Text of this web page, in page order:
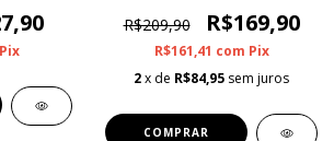
Pix
R$209,90 R$169,90
R$161,41 com Pix
2x de R$84,95 sem juros